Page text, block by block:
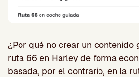
¿Por qué no crear un contenido
ruta 66 en Harley de forma
basada, por el contrario, en la